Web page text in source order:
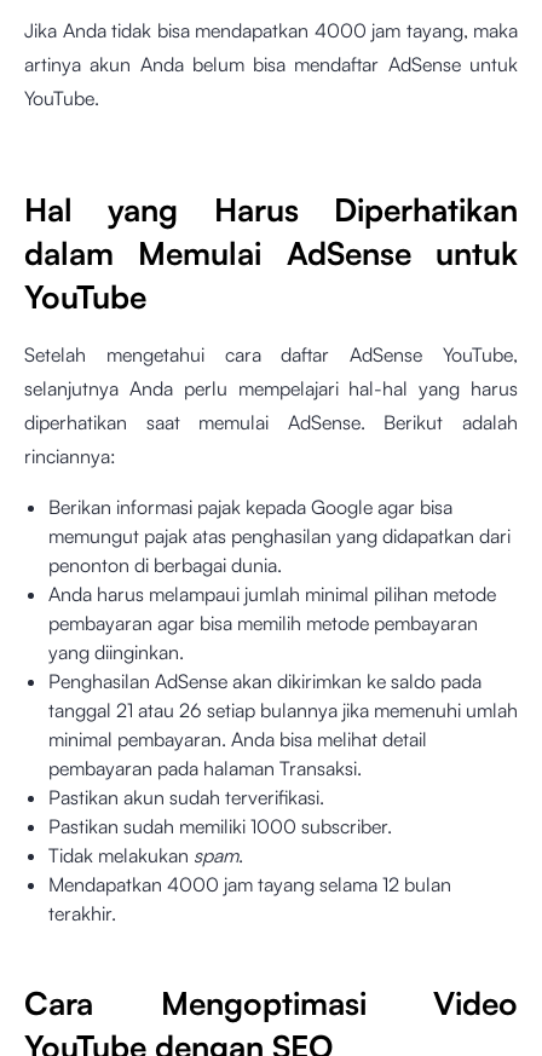
Jika Anda tidak bisa mendapatkan 4000 jam tayang, maka
artinya akun Anda belum bisa mendaftar AdSense untuk
YouTube.
Hal yang Harus Diperhatikan
dalam Memulai AdSense untuk
YouTube
Setelah mengetahui cara daftar AdSense YouTube,
selanjutnya Anda perlu mempelajari hal-hal yang harus
diperhatikan saat memulai AdSense. Berikut adalah
rinciannya:
Berikan informasi pajak kepada Google agar bisa
memungut pajak atas penghasilan yang didapatkan dari
penonton di berbagai dunia.
Anda harus melampaui jumlah minimal pilihan metode
pembayaran agar bisa memilih metode pembayaran
yang diinginkan.
Penghasilan AdSense akan dikirimkan ke saldo pada
tanggal 21 atau 26 setiap bulannya jika memenuhi umlah
minimal pembayaran. Anda bisa melihat detail
pembayaran pada halaman Transaksi.
Pastikan akun sudah terverifikasi.
Pastikan sudah memiliki 1000 subscriber.
Tidak melakukan spam.
Mendapatkan 4000 jam tayang selama 12 bulan
terakhir.
Cara Mengoptimasi Video
YouTube dengan SEO